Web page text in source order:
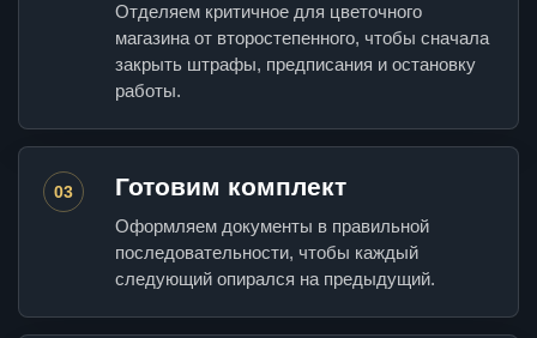
Отделяем критичное для цветочного
магазина от второстепенного, чтобы сначала
закрыть штрафы, предписания и остановку
работы.
03 Готовим комплект
Оформляем документы в правильной
последовательности, чтобы каждый
следующий опирался на предыдущий.